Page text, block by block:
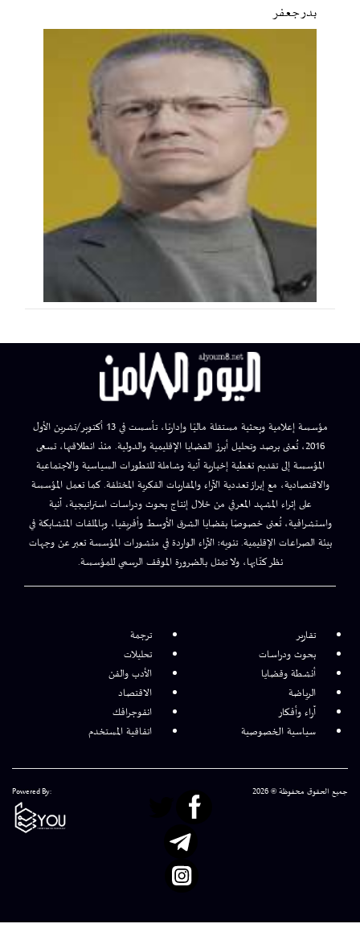
بدر جعفر
مؤسسة إعلامية وبحثية مستقلة ماليًا وإداريًا، تأسست في 13 أكتوبر/تشرين الأول
2016، تُعنى برصد وتحليل أبرز القضايا الإقليمية والدولية. منذ انطلاقتها، تسعى
المؤسسة إلى تقديم تغطية إخبارية آنية وشاملة للتطورات السياسية والاجتماعية
والاقتصادية، مع إبراز تعددية الآراء والمقاربات الفكرية المختلفة. كما تعمل المؤسسة
على إثراء المشهد المعرفي من خلال إنتاج بحوث ودراسات استراتيجية، آنية
واستشرافية، تُعنى خصوصًا بقضايا الشرق الأوسط وأفريقيا، وبالملفات المتشابكة في
بيئة الصراعات الإقليمية. تنويه: الآراء الواردة في منشورات المؤسسة تعبر عن وجهات
نظر كتّابها، ولا تمثل بالضرورة الموقف الرسمي للمؤسسة.
تقارير
ترجمة
بحوث ودراسات
تحليلات
أنشطة وقضايا
الأدب والفن
الرياضة
الاقتصاد
آراء وأفكار
انفوجرافك
سياسية الخصوصية
اتفاقية المستخدم
جميع الحقوق محفوظة © 2026 Powered By: